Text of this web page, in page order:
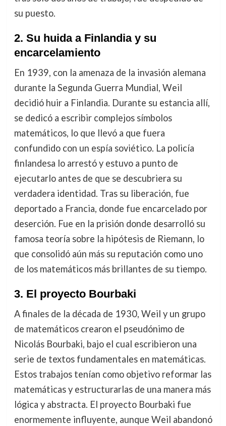
su puesto.
2. Su huida a Finlandia y su
encarcelamiento
En 1939, con la amenaza de la invasión alemana
durante la Segunda Guerra Mundial, Weil
decidió huir a Finlandia. Durante su estancia allí,
se dedicó a escribir complejos símbolos
matemáticos, lo que llevó a que fuera
confundido con un espía soviético. La policía
finlandesa lo arrestó y estuvo a punto de
ejecutarlo antes de que se descubriera su
verdadera identidad. Tras su liberación, fue
deportado a Francia, donde fue encarcelado por
deserción. Fue en la prisión donde desarrolló su
famosa teoría sobre la hipótesis de Riemann, lo
que consolidó aún más su reputación como uno
de los matemáticos más brillantes de su tiempo.
3. El proyecto Bourbaki
A finales de la década de 1930, Weil y un grupo
de matemáticos crearon el pseudónimo de
Nicolás Bourbaki, bajo el cual escribieron una
serie de textos fundamentales en matemáticas.
Estos trabajos tenían como objetivo reformar las
matemáticas y estructurarlas de una manera más
lógica y abstracta. El proyecto Bourbaki fue
enormemente influyente, aunque Weil abandonó